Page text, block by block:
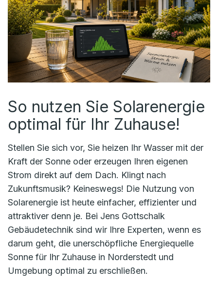
So nutzen Sie Solarenergie
optimal für Ihr Zuhause!
Stellen Sie sich vor, Sie heizen Ihr Wasser mit der
Kraft der Sonne oder erzeugen Ihren eigenen
Strom direkt auf dem Dach. Klingt nach
Zukunftsmusik? Keineswegs! Die Nutzung von
Solarenergie ist heute einfacher, effizienter und
attraktiver denn je. Bei Jens Gottschalk
Gebäudetechnik sind wir Ihre Experten, wenn es
darum geht, die unerschöpfliche Energiequelle
Sonne für Ihr Zuhause in Norderstedt und
Umgebung optimal zu erschließen.